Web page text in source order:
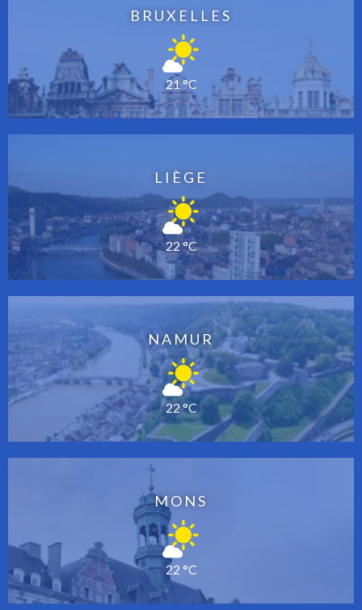
BRUXELLES
21 °C
LIÈGE
22 °C
NAMUR
22 °C
MONS
22 °C